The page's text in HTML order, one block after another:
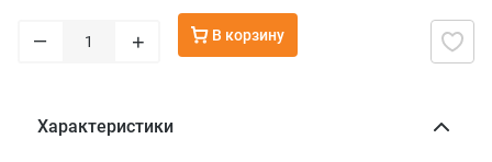
– + В корзину
Характеристики